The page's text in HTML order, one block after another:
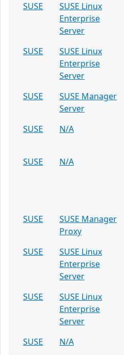
SUSE
SUSE Linux
Enterprise
Server
SUSE
SUSE Linux
Enterprise
Server
SUSE
SUSE Manager
Server
SUSE
N/A
SUSE
N/A
SUSE
SUSE Manager
Proxy
SUSE
SUSE Linux
Enterprise
Server
SUSE
SUSE Linux
Enterprise
Server
SUSE
N/A